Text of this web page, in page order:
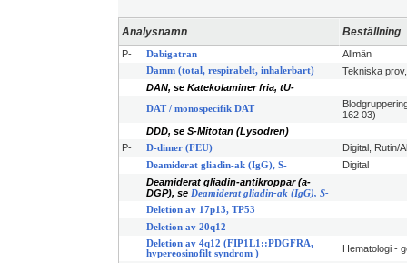
Analysnamn Beställning
P- Dabigatran Allmän
Damm (total, respirabelt, inhalerbart)
Tekniska
DAN, se Katekolaminer fria, tU-
DAT / monospecifik DAT
162 03)
DDD, se S-Mitotan (Lysodren)
P-
D-dimer (FEU) Digital, Rutin/
Deamiderat gliadin-ak (IgG), S-
Digital
Deamiderat gliadin-antikroppar (a-
DGP), se Deamiderat gliadin-ak (IgG), S-
Deletion av 17p13, TP53
Deletion av 20q12
Deletion av 4q12 (FIP1L1::PDGFRA,
hypereosinofilt syndrom )
Hematologi -